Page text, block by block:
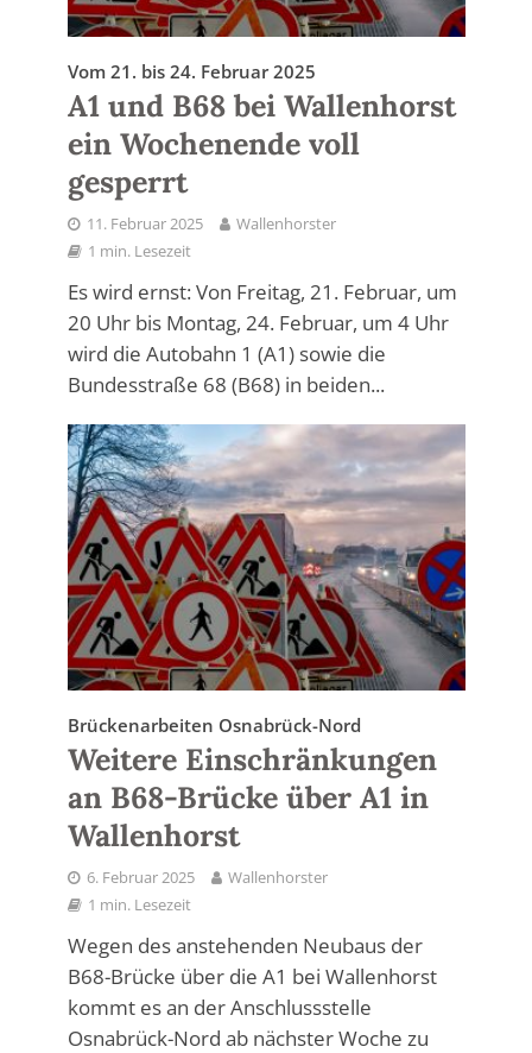
Vom 21. bis 24. Februar 2025
A1 und B68 bei Wallenhorst
ein Wochenende voll
gesperrt
11. Februar 2025
Wallenhorster
1 min. Lesezeit
Es wird ernst: Von Freitag, 21. Februar, um
20 Uhr bis Montag, 24. Februar, um 4 Uhr
wird die Autobahn 1 (A1) sowie die
Bundesstraße 68 (B68) in beiden...
Brückenarbeiten Osnabrück-Nord
Weitere Einschränkungen
an B68-Brücke über A1 in
Wallenhorst
6. Februar 2025
Wallenhorster
1 min. Lesezeit
Wegen des anstehenden Neubaus der
B68-Brücke über die A1 bei Wallenhorst
kommt es an der Anschlussstelle
Osnabrück-Nord ab nächster Woche zu